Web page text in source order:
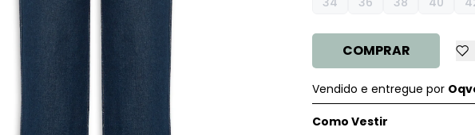
COMPRAR
Vendido e entregue por
Como Vestir